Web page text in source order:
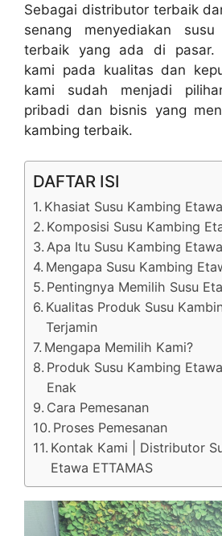
Sebagai distributor terbaik
senang menyediakan
terbaik yang ada di pasar.
kami pada kualitas dan
kami sudah menjadi
pribadi dan bisnis yang
kambing terbaik.
DAFTAR ISI
Khasiat Susu Kambing Etawa
Komposisi Susu Kambing
Apa Itu Susu Kambing
Mengapa Susu Kambing
Pentingnya Memilih Susu
Kualitas Produk Susu
Terjamin
Mengapa Memilih Kami?
Produk Susu Kambing
Enak
Cara Pemesanan
Proses Pemesanan
Kontak Kami | Distributor
Etawa ETTAMAS